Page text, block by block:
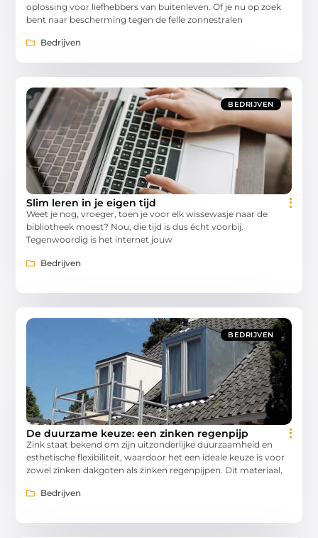
oplossing voor liefhebbers van buitenleven. Of je nu op zoek
bent naar bescherming tegen de felle zonnestralen
Bedrijven
BEDRIJVEN
Slim leren in je eigen tijd
Weet je nog, vroeger, toen je voor elk wissewasje naar de
bibliotheek moest? Nou, die tijd is dus écht voorbij.
Tegenwoordig is het internet jouw
Bedrijven
BEDRIJVEN
De duurzame keuze: een zinken regenpijp
Zink staat bekend om zijn uitzonderlijke duurzaamheid en
esthetische flexibiliteit, waardoor het een ideale keuze is voor
zowel zinken dakgoten als zinken regenpijpen. Dit materiaal,
Bedrijven